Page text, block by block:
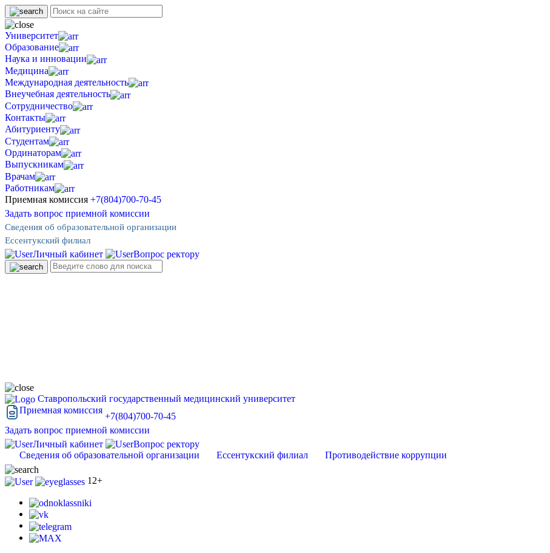
Университет
Образование
Наука и инновации
Медицина
Международная деятельность
Внеучебная деятельность
Сотрудничество
Контакты
Абитуриенту
Студентам
Ординаторам
Выпускникам
Врачам
Работникам
Приемная комиссия +7(804)700-70-45
Задать вопрос приемной комиссии
Сведения об образовательной организации
Ессентукский филиал
Личный кабинет Вопрос ректору
Ставропольский государственный медицинский университет
Приемная комиссия
+7(804)700-70-45
Задать вопрос приемной комиссии
Личный кабинет
Вопрос ректору
Сведения об образовательной организации
Ессентукский филиал Противодействие коррупции
12+